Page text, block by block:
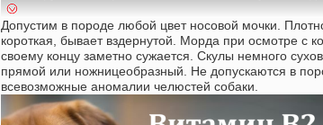
Допустим в породе любой цвет носовой мочки.
короткая, бывает вздернутой. Морда при осмотре с
своему концу заметно сужается. Скулы немного
прямой или ножницеобразный. Не допускаются в
всевозможные аномалии челюстей собаки.